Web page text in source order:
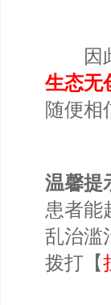
因此
生态无
随便相
温馨提
患者能
乱治滥
拨打【